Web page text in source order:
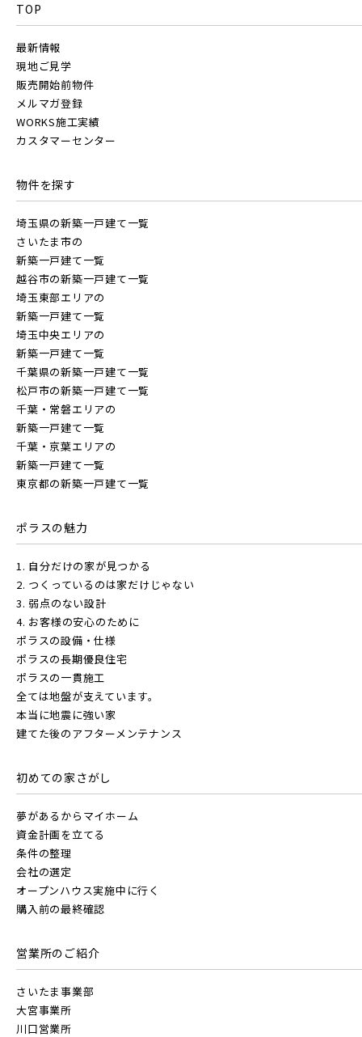
TOP
最新情報
現地ご見学
販売開始前物件
メルマガ登録
WORKS施工実績
カスタマーセンター
物件を探す
埼玉県の新築一戸建て一覧
さいたま市の
新築一戸建て一覧
越谷市の新築一戸建て一覧
埼玉東部エリアの
新築一戸建て一覧
埼玉中央エリアの
新築一戸建て一覧
千葉県の新築一戸建て一覧
松戸市の新築一戸建て一覧
千葉・常磐エリアの
新築一戸建て一覧
千葉・京葉エリアの
新築一戸建て一覧
東京都の新築一戸建て一覧
ポラスの魅力
1. 自分だけの家が見つかる
2. つくっているのは家だけじゃない
3. 弱点のない設計
4. お客様の安心のために
ポラスの設備・仕様
ポラスの長期優良住宅
ポラスの一貫施工
全ては地盤が支えています。
本当に地震に強い家
建てた後のアフターメンテナンス
初めての家さがし
夢があるからマイホーム
資金計画を立てる
条件の整理
会社の選定
オープンハウス実施中に行く
購入前の最終確認
営業所のご紹介
さいたま事業部
大宮事業所
川口営業所